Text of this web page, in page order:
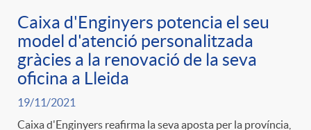
Caixa d'Enginyers potencia el seu
model d'atenció personalitzada
gràcies a la renovació de la seva
oficina a Lleida
19/11/2021
Caixa d'Enginyers reafirma la seva aposta per la província,